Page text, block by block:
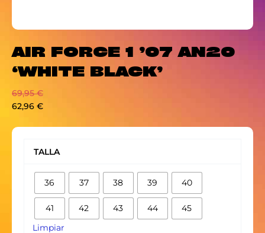
AIR FORCE 1 ’07 AN20
‘WHITE BLACK’
69,95€
62,96 €
TALLA
36 37 38 39 40
41 42 43 44 45
Limpiar
'07
AN20
'WHITE
BLACK'
cantidad